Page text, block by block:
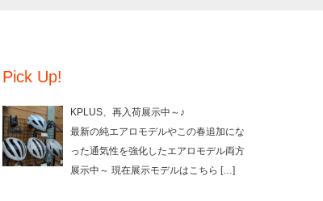
Pick Up!
KPLUS、再入荷展示中～♪
最新の純エアロモデルやこの春追加にな
った通気性を強化したエアロモデル両方
展示中～ 現在展示モデルはこちら […]